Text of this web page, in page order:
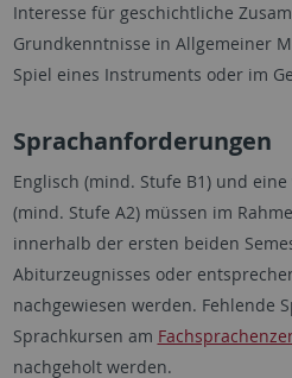
Interesse für geschichtliche
Grundkenntnisse in Allgemeiner
Spiel eines Instruments oder im
Sprachanforderungen
Englisch (mind. Stufe B1) und
(mind. Stufe A2) müssen im
innerhalb der ersten beiden
Abiturzeugnisses oder
nachgewiesen werden. Fehlende
Sprachkursen am
nachgeholt werden.